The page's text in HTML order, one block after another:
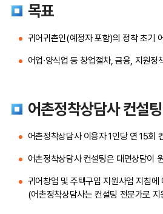
목표
귀어귀촌인(예정자 포함)의 정착 초기
어업·양식업 등 창업절차, 금융, 지원
어촌정착상담사 컨설
어촌정착상담사 이용자 1인당 연 15회
어촌정착상담사 컨설팅은 대면상담이
귀어창업 및 주택구입 지원사업 지침
(어촌정착상담사는 컨설팅 전문가로